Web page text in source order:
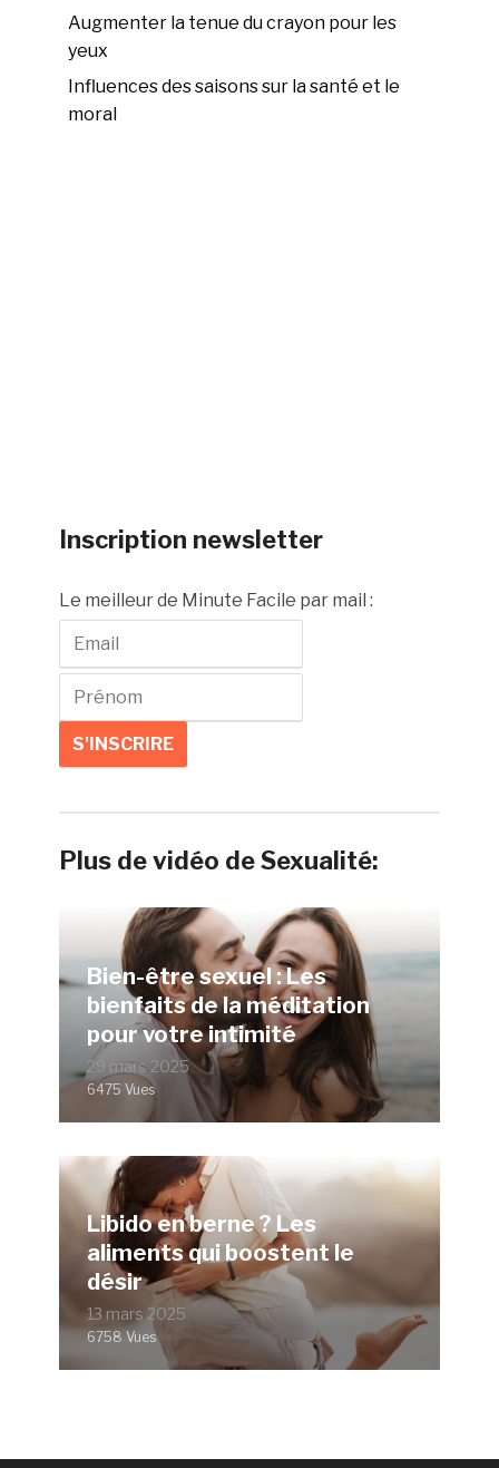
Augmenter la tenue du crayon pour les
yeux
Influences des saisons sur la santé et le
moral
Inscription newsletter
Le meilleur de Minute Facile par mail :
Plus de vidéo de Sexualité:
Bien-être sexuel : Les
bienfaits de la méditation
pour votre intimité
29 mars 2025
6475 Vues
Libido en berne ? Les
aliments qui boostent le
désir
13 mars 2025
6758 Vues